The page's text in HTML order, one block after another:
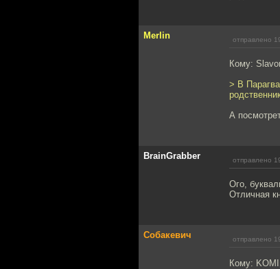
Merlin отправлено
Кому:
> В
А
BrainGrabber отправлено
Ого,
Отличная
Собакевич отправлено
Кому: